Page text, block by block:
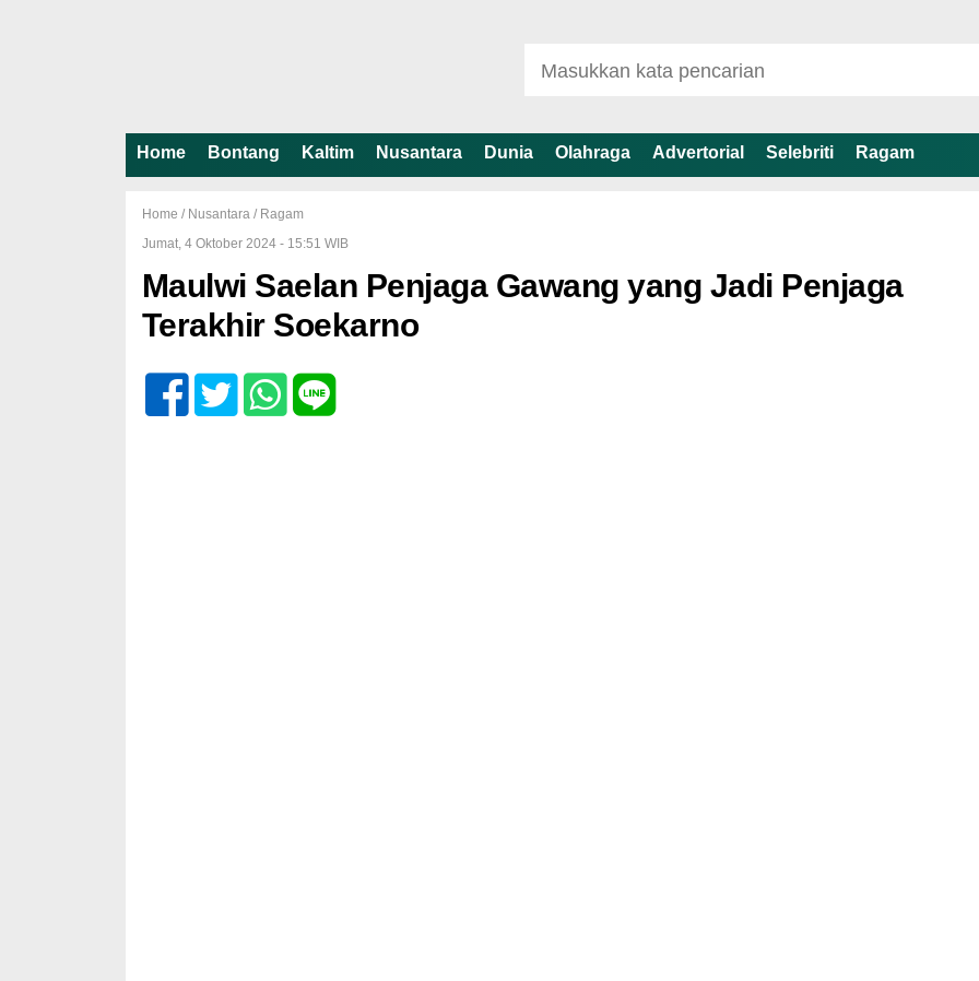
Home Bontang Kaltim Nusantara Dunia Olahraga Advertorial Selebriti Ragam
Home / Nusantara/ Ragam
Jumat, 4 Oktober 2024 - 15:51 WIB
Maulwi Saelan Penjaga Gawang yang Jadi Penjaga
Terakhir Soekarno